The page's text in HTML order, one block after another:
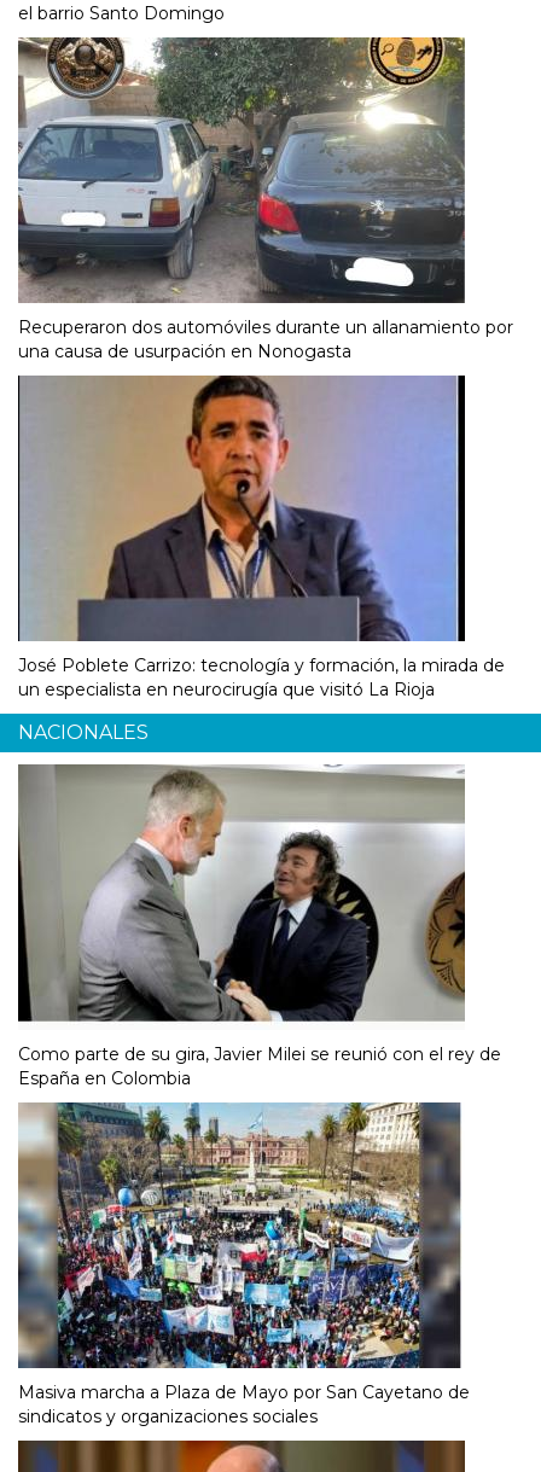
el barrio Santo Domingo
Recuperaron dos automóviles durante un allanamiento por
una causa de usurpación en Nonogasta
José Poblete Carrizo: tecnología y formación, la mirada de
un especialista en neurocirugía que visitó La Rioja
NACIONALES
Como parte de su gira, Javier Milei se reunió con el rey de
España en Colombia
Masiva marcha a Plaza de Mayo por San Cayetano de
sindicatos y organizaciones sociales